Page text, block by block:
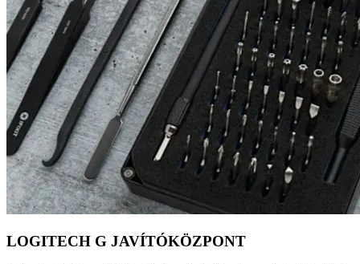
LOGITECH G JAVÍTÓKÖZPONT